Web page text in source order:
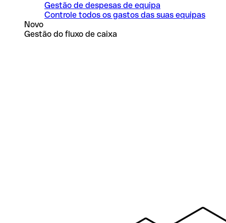
Gestão de despesas de equipa
Controle todos os gastos das suas equipas
Novo
Gestão do fluxo de caixa